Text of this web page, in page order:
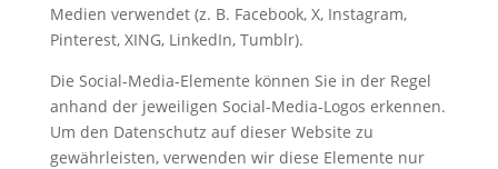
Medien verwendet (z. B. Facebook, X, Instagram,
Pinterest, XING, LinkedIn, Tumblr).
Die Social-Media-Elemente können Sie in der Regel
anhand der jeweiligen Social-Media-Logos erkennen.
Um den Datenschutz auf dieser Website zu
gewährleisten, verwenden wir diese Elemente nur